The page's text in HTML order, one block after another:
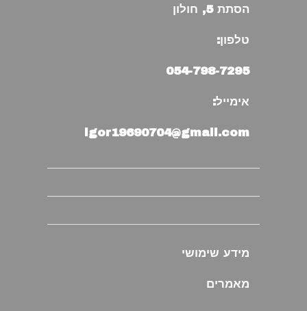
הסתת 5, חולון
טלפון:
054-798-7295
אימייל:
igor19690704@gmail.com
מידע שימושי
מאמרים